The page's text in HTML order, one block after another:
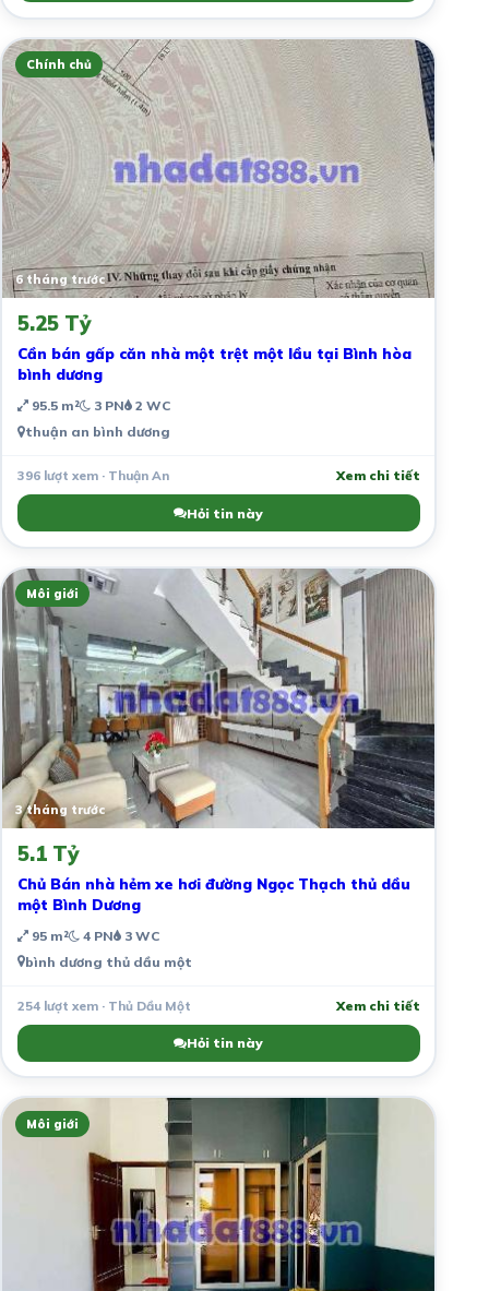
Chính chủ
6 tháng trước
5.25 Tỷ
Cần bán gấp căn nhà một trệt một lầu tại Bình hòa
bình dương
95.5 m² 3 PN 2 WC
thuận an bình dương
396 lượt xem · Thuận An Xem chi tiết
Hỏi tin này
Môi giới
3 tháng trước
5.1 Tỷ
Chủ Bán nhà hẻm xe hơi đường Ngọc Thạch thủ dầu
một Bình Dương
95 m² 4 PN 3 WC
bình dương thủ dầu một
254 lượt xem · Thủ Dầu Một Xem chi tiết
Hỏi tin này
Môi giới